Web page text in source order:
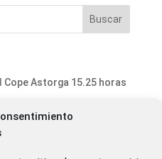
Cope Astorga 15.25 horas
Astorga 14.20 horas 7 de